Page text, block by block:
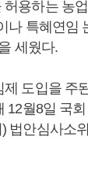
용하는 농
나 특혜연임
세웠다.
도입을 주
12월8일 국
법안심사소